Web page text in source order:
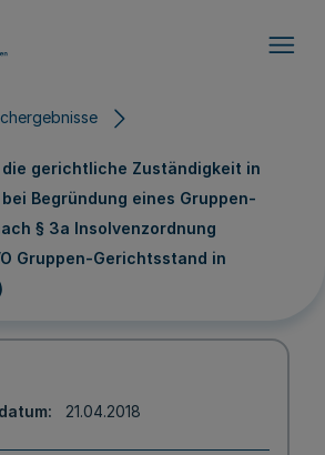
gerichtliche Zuständigkeit in
Begründung eines Gruppen-
§ 3a Insolvenzordnung
Gruppen-Gerichtsstand in
21.04.2018